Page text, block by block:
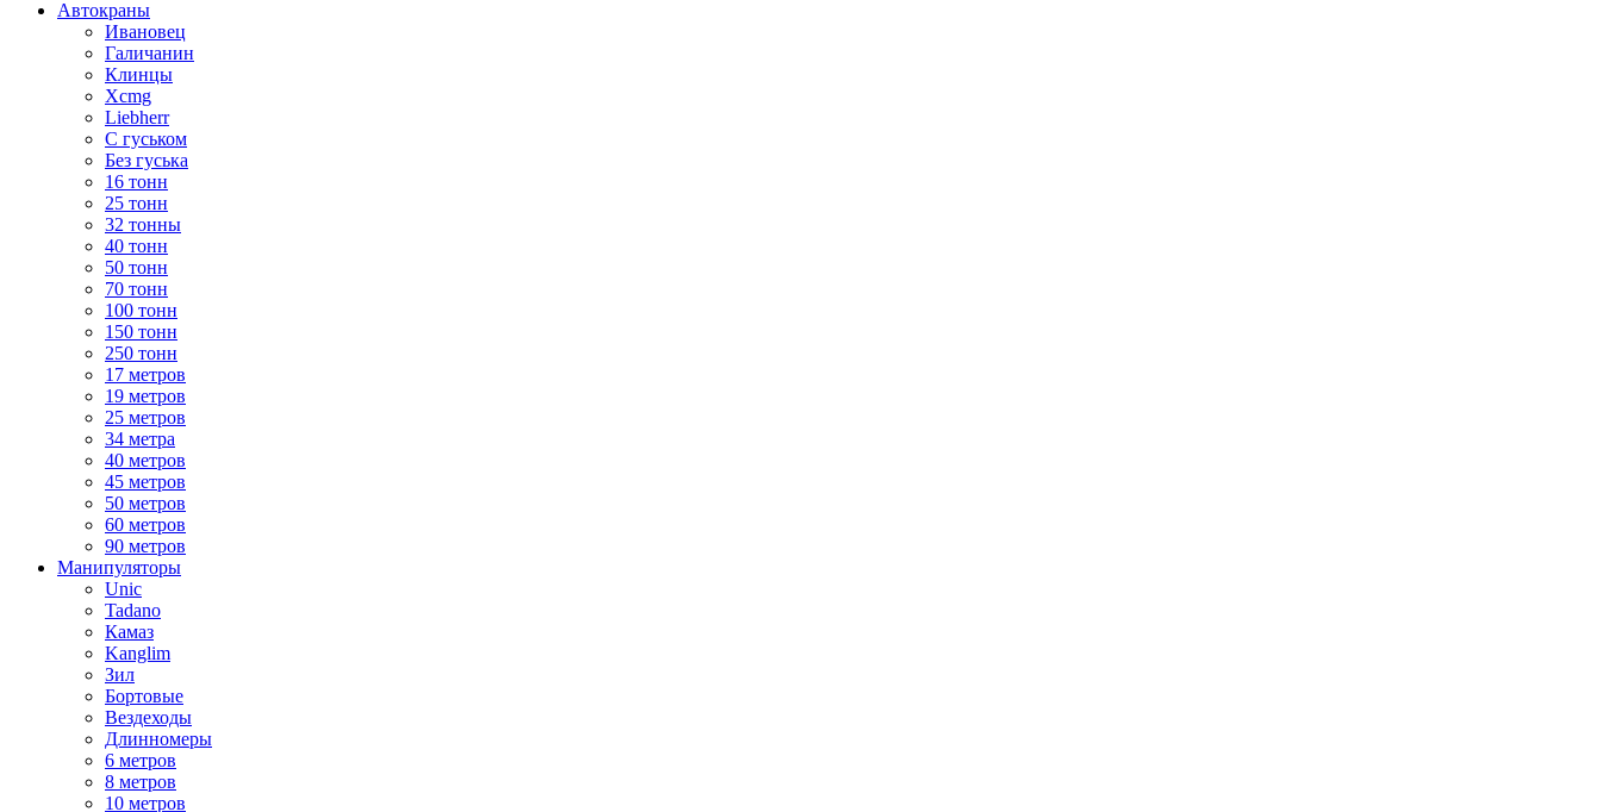
Автокраны
Ивановец
Галичанин
Клинцы
Xcmg
Liebherr
С гуськом
Без гуська
16 тонн
25 тонн
32 тонны
40 тонн
50 тонн
70 тонн
100 тонн
150 тонн
250 тонн
17 метров
19 метров
25 метров
34 метра
40 метров
45 метров
50 метров
60 метров
90 метров
Манипуляторы
Unic
Tadano
Камаз
Kanglim
Зил
Бортовые
Вездеходы
Длинномеры
6 метров
8 метров
10 метров